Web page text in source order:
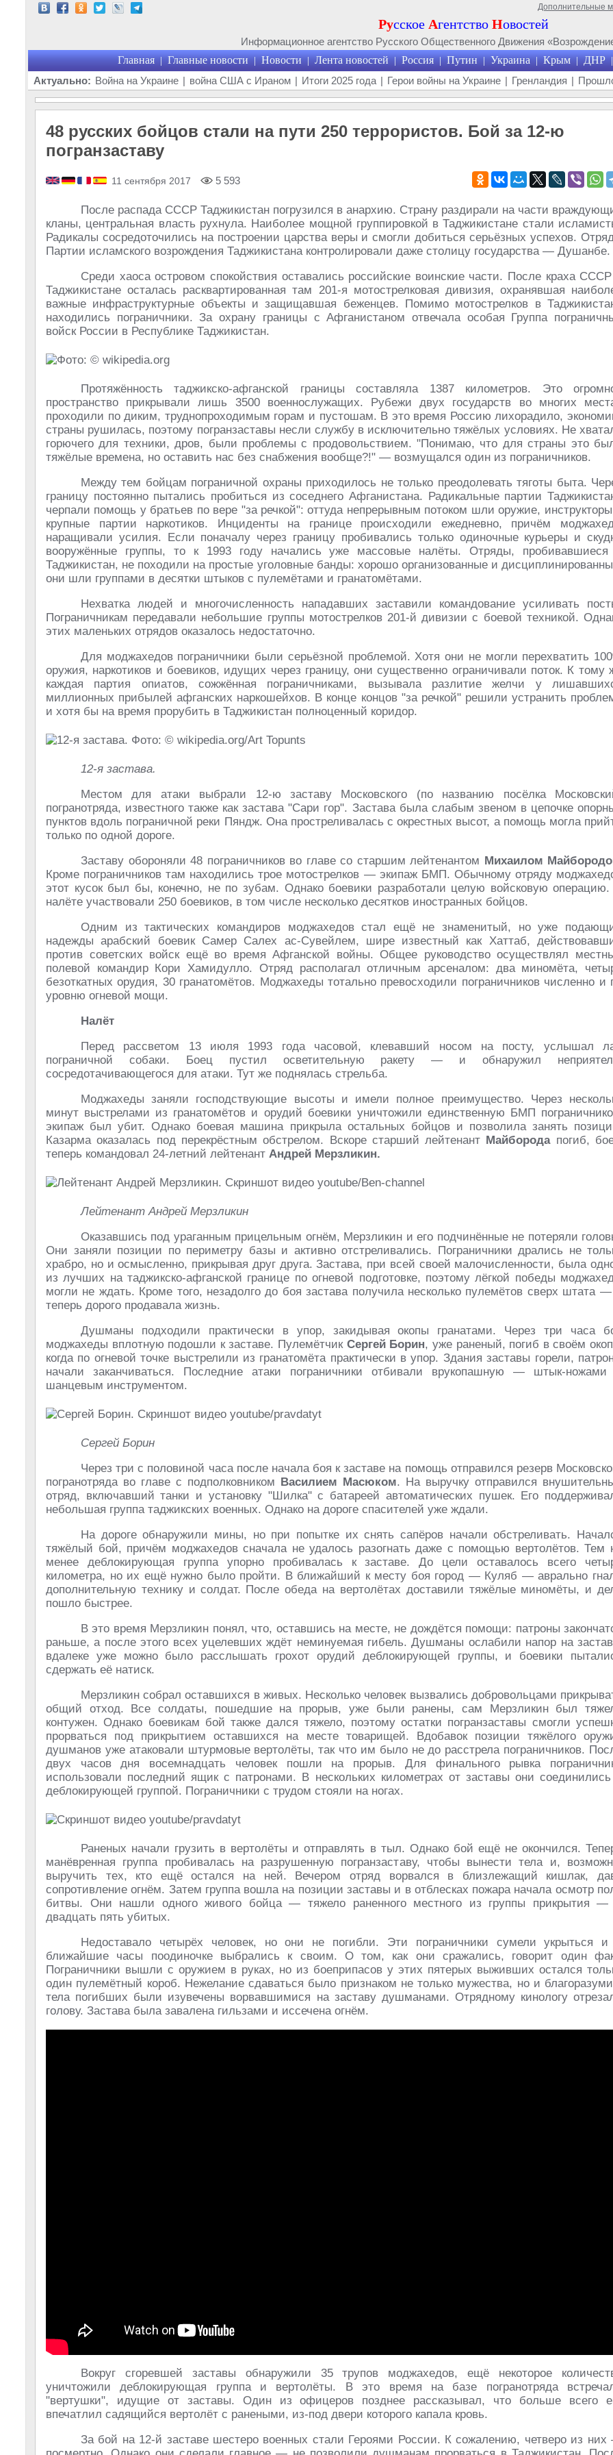
Дополнительные
Русское Агентство Новостей
Информационное агентство Русского Общественного Движения
Главная | Главные новости | Новости | Лента новостей | Россия | Путин | Украина | Крым | ДНР |
Актуально: Война на Украине | война США с Ираном | Итоги 2025 года | Герои войны на Украине | Гренландия |
48 русских бойцов стали на пути 250 террористов. Бой за 12-ю
погранзаставу
11 сентября 2017 5 593
После распада СССР Таджикистан погрузился в анархию. Страну раздирали на части
кланы, центральная власть рухнула. Наиболее мощной группировкой в Таджикистане стали
Радикалы сосредоточились на построении царства веры и смогли добиться серьёзных успехов.
Партии исламского возрождения Таджикистана контролировали даже столицу государства — Душанбе.
Среди хаоса островом спокойствия оставались российские воинские части. После краха
Таджикистане осталась расквартированная там 201-я мотострелковая дивизия, охранявшая
важные инфраструктурные объекты и защищавшая беженцев. Помимо мотострелков в
находились пограничники. За охрану границы с Афганистаном отвечала особая Группа
войск России в Республике Таджикистан.
Протяжённость таджикско-афганской границы составляла 1387 километров. Это
пространство прикрывали лишь 3500 военнослужащих. Рубежи двух государств во многих
проходили по диким, труднопроходимым горам и пустошам. В это время Россию лихорадило,
страны рушилась, поэтому погранзаставы несли службу в исключительно тяжёлых условиях. Не
горючего для техники, дров, были проблемы с продовольствием. "Понимаю, что для страны это
тяжёлые времена, но оставить нас без снабжения вообще?!" — возмущался один из пограничников.
Между тем бойцам пограничной охраны приходилось не только преодолевать тяготы быта.
границу постоянно пытались пробиться из соседнего Афганистана. Радикальные партии
черпали помощь у братьев по вере "за речкой": оттуда непрерывным потоком шли оружие,
крупные партии наркотиков. Инциденты на границе происходили ежедневно, причём
наращивали усилия. Если поначалу через границу пробивались только одиночные курьеры и
вооружённые группы, то к 1993 году начались уже массовые налёты. Отряды,
Таджикистан, не походили на простые уголовные банды: хорошо организованные и
они шли группами в десятки штыков с пулемётами и гранатомётами.
Нехватка людей и многочисленность нападавших заставили командование усиливать
Пограничникам передавали небольшие группы мотострелков 201-й дивизии с боевой техникой.
этих маленьких отрядов оказалось недостаточно.
Для моджахедов пограничники были серьёзной проблемой. Хотя они не могли перехватить
оружия, наркотиков и боевиков, идущих через границу, они существенно ограничивали поток. К тому
каждая партия опиатов, сожжённая пограничниками, вызывала разлитие желчи у
миллионных прибылей афганских наркошейхов. В конце концов "за речкой" решили устранить
и хотя бы на время прорубить в Таджикистан полноценный коридор.
12-я застава.
Местом для атаки выбрали 12-ю заставу Московского (по названию посёлка
погранотряда, известного также как застава "Сари гор". Застава была слабым звеном в цепочке
пунктов вдоль пограничной реки Пяндж. Она простреливалась с окрестных высот, а помощь могла
только по одной дороге.
Заставу обороняли 48 пограничников во главе со старшим лейтенантом Михаилом
Кроме пограничников там находились трое мотострелков — экипаж БМП. Обычному отряду
этот кусок был бы, конечно, не по зубам. Однако боевики разработали целую войсковую
налёте участвовали 250 боевиков, в том числе несколько десятков иностранных бойцов.
Одним из тактических командиров моджахедов стал ещё не знаменитый, но уже
надежды арабский боевик Самер Салех ас-Сувейлем, шире известный как Хаттаб,
против советских войск ещё во время Афганской войны. Общее руководство осуществлял
полевой командир Кори Хамидулло. Отряд располагал отличным арсеналом: два миномёта,
безоткатных орудия, 30 гранатомётов. Моджахеды тотально превосходили пограничников численно и
уровню огневой мощи.
Налёт
Перед рассветом 13 июля 1993 года часовой, клевавший носом на посту, услышал
пограничной собаки. Боец пустил осветительную ракету — и обнаружил
сосредотачивающегося для атаки. Тут же поднялась стрельба.
Моджахеды заняли господствующие высоты и имели полное преимущество. Через
минут выстрелами из гранатомётов и орудий боевики уничтожили единственную БМП
экипаж был убит. Однако боевая машина прикрыла остальных бойцов и позволила занять
Казарма оказалась под перекрёстным обстрелом. Вскоре старший лейтенант Майборода погиб,
теперь командовал 24-летний лейтенант Андрей Мерзликин.
Лейтенант Андрей Мерзликин
Оказавшись под ураганным прицельным огнём, Мерзликин и его подчинённые не потеряли
Они заняли позиции по периметру базы и активно отстреливались. Пограничники дрались не
храбро, но и осмысленно, прикрывая друг друга. Застава, при всей своей малочисленности, была
из лучших на таджикско-афганской границе по огневой подготовке, поэтому лёгкой победы
могли не ждать. Кроме того, незадолго до боя застава получила несколько пулемётов сверх штата
теперь дорого продавала жизнь.
Душманы подходили практически в упор, закидывая окопы гранатами. Через три часа
моджахеды вплотную подошли к заставе. Пулемётчик Сергей Борин, уже раненый, погиб в своём
когда по огневой точке выстрелили из гранатомёта практически в упор. Здания заставы горели,
начали заканчиваться. Последние атаки пограничники отбивали врукопашную — штык-
шанцевым инструментом.
Сергей Борин
Через три с половиной часа после начала боя к заставе на помощь отправился резерв
погранотряда во главе с подполковником Василием Масюком. На выручку отправился
отряд, включавший танки и установку "Шилка" с батареей автоматических пушек. Его
небольшая группа таджикских военных. Однако на дороге спасителей уже ждали.
На дороге обнаружили мины, но при попытке их снять сапёров начали обстреливать.
тяжёлый бой, причём моджахедов сначала не удалось разогнать даже с помощью вертолётов. Тем
менее деблокирующая группа упорно пробивалась к заставе. До цели оставалось всего
километра, но их ещё нужно было пройти. В ближайший к месту боя город — Куляб — аврально
дополнительную технику и солдат. После обеда на вертолётах доставили тяжёлые миномёты, и
пошло быстрее.
В это время Мерзликин понял, что, оставшись на месте, не дождётся помощи: патроны
раньше, а после этого всех уцелевших ждёт неминуемая гибель. Душманы ослабили напор на
вдалеке уже можно было расслышать грохот орудий деблокирующей группы, и боевики
сдержать её натиск.
Мерзликин собрал оставшихся в живых. Несколько человек вызвались добровольцами
общий отход. Все солдаты, пошедшие на прорыв, уже были ранены, сам Мерзликин был
контужен. Однако боевикам бой также дался тяжело, поэтому остатки погранзаставы смогли
прорваться под прикрытием оставшихся на месте товарищей. Вдобавок позиции тяжёлого
душманов уже атаковали штурмовые вертолёты, так что им было не до расстрела пограничников.
двух часов дня восемнадцать человек пошли на прорыв. Для финального рывка
использовали последний ящик с патронами. В нескольких километрах от заставы они
деблокирующей группой. Пограничники с трудом стояли на ногах.
Раненых начали грузить в вертолёты и отправлять в тыл. Однако бой ещё не окончился.
манёвренная группа пробивалась на разрушенную погранзаставу, чтобы вынести тела и,
выручить тех, кто ещё остался на ней. Вечером отряд ворвался в близлежащий кишлак,
сопротивление огнём. Затем группа вошла на позиции заставы и в отблесках пожара начала осмотр
битвы. Они нашли одного живого бойца — тяжело раненного местного из группы прикрытия
двадцать пять убитых.
Недоставало четырёх человек, но они не погибли. Эти пограничники сумели укрыться
ближайшие часы поодиночке выбрались к своим. О том, как они сражались, говорит один
Пограничники вышли с оружием в руках, но из боеприпасов у этих пятерых выживших остался
один пулемётный короб. Нежелание сдаваться было признаком не только мужества, но и
тела погибших были изувечены ворвавшимися на заставу душманами. Отрядному кинологу
голову. Застава была завалена гильзами и иссечена огнём.
Вокруг сгоревшей заставы обнаружили 35 трупов моджахедов, ещё некоторое
уничтожили деблокирующая группа и вертолёты. В это время на базе погранотряда
"вертушки", идущие от заставы. Один из офицеров позднее рассказывал, что больше всего
впечатлил садящийся вертолёт с ранеными, из-под двери которого капала кровь.
За бой на 12-й заставе шестеро военных стали Героями России. К сожалению, четверо из